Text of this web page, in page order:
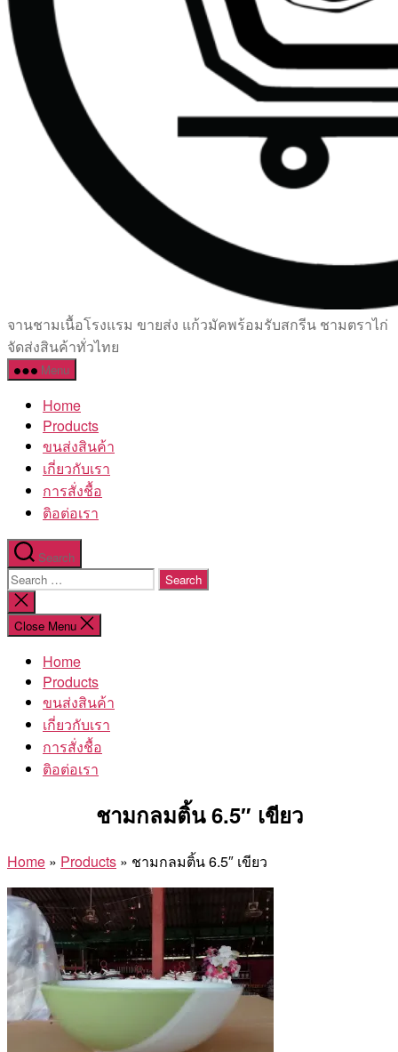
เซรามิค
ครบ
ครัน
โรงงาน
จานชามเนื้อโรงแรม ขายส่ง แก้วมัคพร้อมรับสกรีน ชามตราไก่
จัดส่งสินค้าทั่วไทย
Menu
Home
Products
ขนส่งสินค้า
เกี่ยวกับเรา
การสั่งชื้อ
ติอต่อเรา
Search
Search
for:
Close
search
Close Menu
Home
Products
ขนส่งสินค้า
เกี่ยวกับเรา
การสั่งชื้อ
ติอต่อเรา
ชามกลมติ้น 6.5″ เขียว
Home » Products » ชามกลมติ้น 6.5″ เขียว